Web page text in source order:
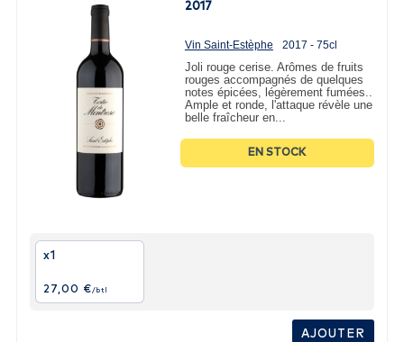
2017
Vin Saint-Estèphe 2017 - 75cl
Joli rouge cerise. Arômes de fruits
rouges accompagnés de quelques
notes épicées, légèrement fumées..
Ample et ronde, l'attaque révèle une
belle fraîcheur en...
EN STOCK
x1
27,00 €/btl
AJOUTER